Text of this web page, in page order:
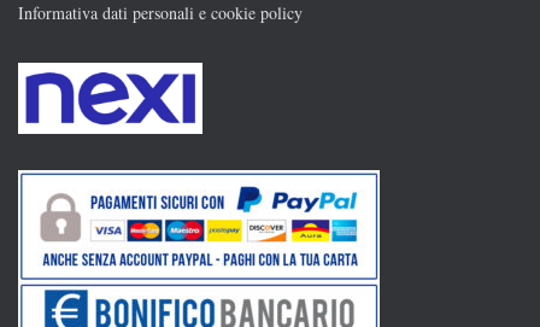
Informativa dati personali e cookie policy